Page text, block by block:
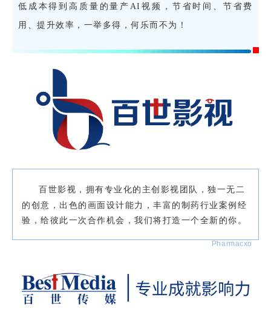
低成本得到高质量的量产AI视频，节省时间、节省费
用、提升效率，一举多得，何乐而不为！
百世影视，拥有专业化的主创影视团队，独一无二
的创意，出色的画面设计能力，丰富的制药行业案例经
验 ，给彼此一次合作机会， 我们将打造一个全新的你。
Pharmacxo